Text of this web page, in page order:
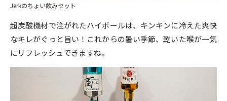
Jerkのちょい飲みセット
超炭酸機材で注がれたハイボールは、キンキンに冷えた爽快
なキレがぐっと旨い！これからの暑い季節、乾いた喉が一気
にリフレッシュできますね。